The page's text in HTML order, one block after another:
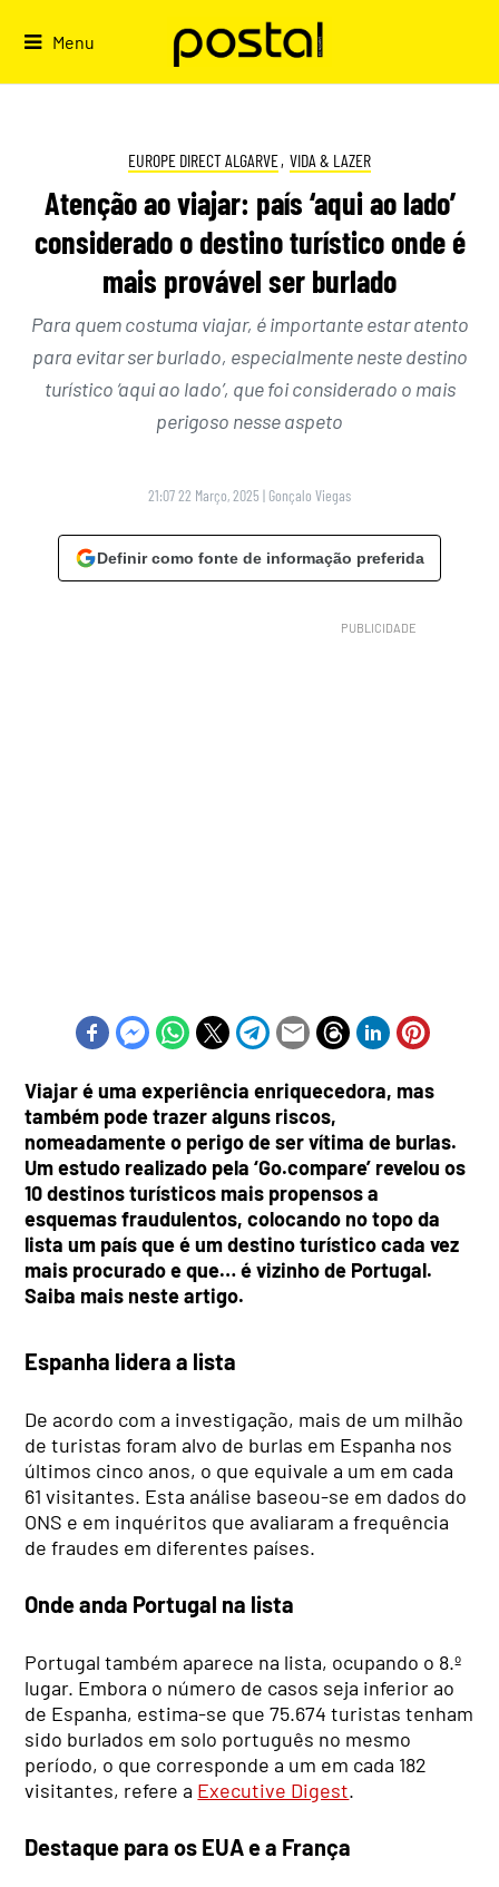
Menu
EUROPE DIRECT ALGARVE, VIDA & LAZER
Atenção ao viajar: país ‘aqui ao lado’
considerado o destino turístico onde é
mais provável ser burlado
Para quem costuma viajar, é importante estar atento
para evitar ser burlado, especialmente neste destino
turístico ‘aqui ao lado’, que foi considerado o mais
perigoso nesse aspeto
21:07 22 Março, 2025 | Gonçalo Viegas
Definir como fonte de informação preferida
Viajar é uma experiência enriquecedora, mas
também pode trazer alguns riscos,
nomeadamente o perigo de ser vítima de burlas.
Um estudo realizado pela ‘Go.compare’ revelou os
10 destinos turísticos mais propensos a
esquemas fraudulentos, colocando no topo da
lista um país que é um destino turístico cada vez
mais procurado e que… é vizinho de Portugal.
Saiba mais neste artigo.
Espanha lidera a lista
De acordo com a investigação, mais de um milhão
de turistas foram alvo de burlas em Espanha nos
últimos cinco anos, o que equivale a um em cada
61 visitantes. Esta análise baseou-se em dados do
ONS e em inquéritos que avaliaram a frequência
de fraudes em diferentes países.
Onde anda Portugal na lista
Portugal também aparece na lista, ocupando o 8.º
lugar. Embora o número de casos seja inferior ao
de Espanha, estima-se que 75.674 turistas tenham
sido burlados em solo português no mesmo
período, o que corresponde a um em cada 182
visitantes, refere a Executive Digest.
Destaque para os EUA e a França